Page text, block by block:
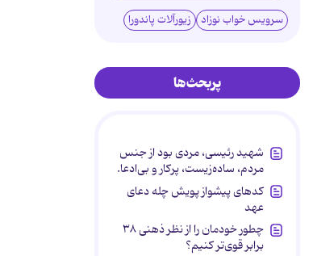
سرویس خواب نوزاد زیورآلات پاندورا
پربحث‌ها
شهید رئیسی، مردی بود از جنس
مردم، ساده‌زیست، پرکار و بی‌ادعا.
کدهای پیشواز پویش چله دعای
عهد
چطور خودمان را از نظر ذهنی ۳۸
برابر قوی‌تر کنیم؟